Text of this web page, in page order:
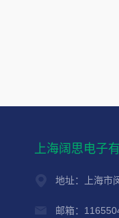
上海阔思电子
地址：上海市
邮箱：